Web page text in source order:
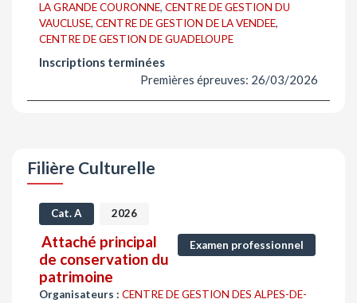
LA GRANDE COURONNE, CENTRE DE GESTION DU
VAUCLUSE, CENTRE DE GESTION DE LA VENDEE,
CENTRE DE GESTION DE GUADELOUPE
Inscriptions terminées
Premières épreuves: 26/03/2026
Filière Culturelle
Cat. A 2026
Examen professionnel
Attaché principal
de conservation du
patrimoine
Organisateurs : CENTRE DE GESTION DES ALPES-DE-